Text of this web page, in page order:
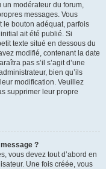
modérateur du forum,
messages. Vous
le bouton adéquat, parfois
ait été publié. Si
texte situé en dessous du
modifié, contenant la date
pas s’il s’agit d’une
bien qu’ils
modification. Veuillez
supprimer leur propre
?
vous devez tout d’abord en
Une fois créée, vous